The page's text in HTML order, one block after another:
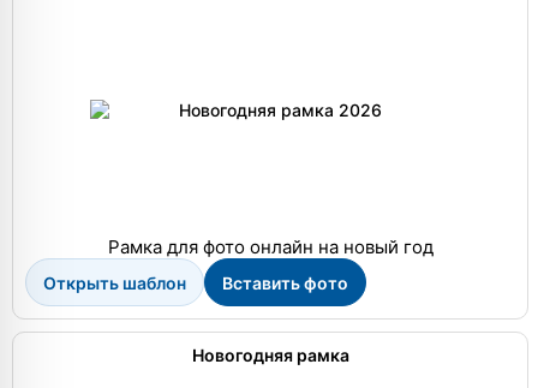
Рамка для фото онлайн на новый год
Открыть шаблон Вставить фото
Новогодняя рамка